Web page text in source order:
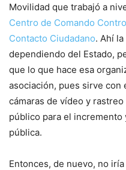
Movilidad que trabajó a
Centro de Comando
Contacto Ciudadano. Ahí
dependiendo del Estado,
que lo que hace esa
asociación, pues sirve
cámaras de vídeo y
público para el incremento
pública.
Entonces, de nuevo, no